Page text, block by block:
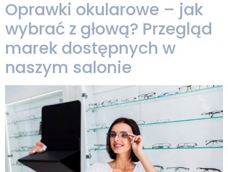
Oprawki okularowe – jak
wybrać z głową? Przegląd
marek dostępnych w
naszym salonie